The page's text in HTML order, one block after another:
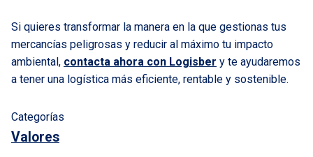
Si quieres transformar la manera en la que gestionas tus
mercancías peligrosas y reducir al máximo tu impacto
ambiental, contacta ahora con Logisber y te ayudaremos
a tener una logística más eficiente, rentable y sostenible.
Categorías
Valores